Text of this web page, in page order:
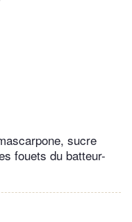
sucre
fouets du batteur-